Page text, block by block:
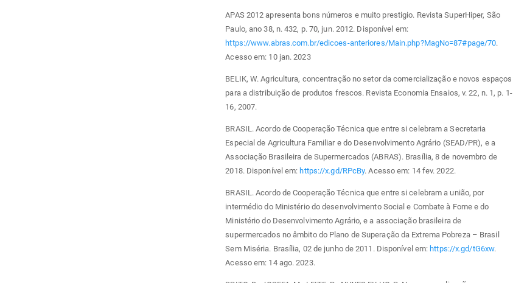
APAS 2012 apresenta bons números e muito prestigio. Revista SuperHiper, São
Paulo, ano 38, n. 432, p. 70, jun. 2012. Disponível em:
https://www.abras.com.br/edicoes-anteriores/Main.php?MagNo=87#page/70.
Acesso em: 10 jan. 2023
BELIK, W. Agricultura, concentração no setor da comercialização e novos espaços
para a distribuição de produtos frescos. Revista Economia Ensaios, v. 22, n. 1, p. 1-
16, 2007.
BRASIL. Acordo de Cooperação Técnica que entre si celebram a Secretaria
Especial de Agricultura Familiar e do Desenvolvimento Agrário (SEAD/PR), e a
Associação Brasileira de Supermercados (ABRAS). Brasília, 8 de novembro de
2018. Disponível em: https://x.gd/RPcBy. Acesso em: 14 fev. 2022.
BRASIL. Acordo de Cooperação Técnica que entre si celebram a união, por
intermédio do Ministério do desenvolvimento Social e Combate à Fome e do
Ministério do Desenvolvimento Agrário, e a associação brasileira de
supermercados no âmbito do Plano de Superação da Extrema Pobreza – Brasil
Sem Miséria. Brasília, 02 de junho de 2011. Disponível em: https://x.gd/tG6xw.
Acesso em: 14 ago. 2023.